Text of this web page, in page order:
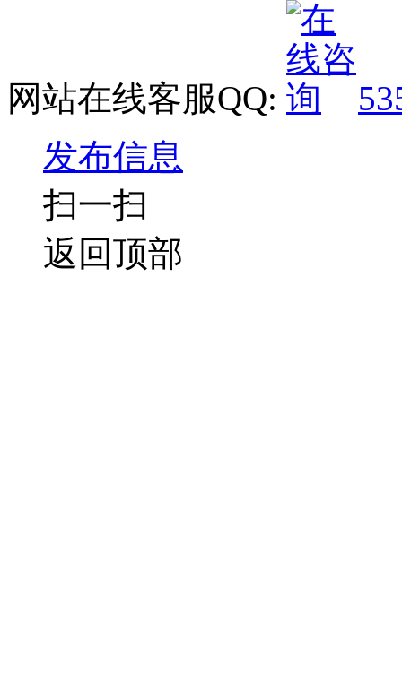
网站在线客服QQ:
发布信息
扫一扫
返回顶部